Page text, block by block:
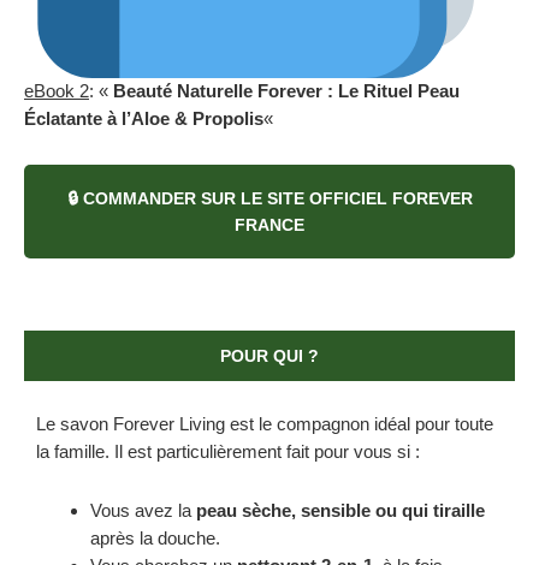
eBook 2: « Beauté Naturelle Forever : Le Rituel Peau
Éclatante à l’Aloe & Propolis«
🔒 COMMANDER SUR LE SITE OFFICIEL FOREVER
FRANCE
POUR QUI ?
Le savon Forever Living est le compagnon idéal pour toute
la famille. Il est particulièrement fait pour vous si :
Vous avez la peau sèche, sensible ou qui tiraille
après la douche.